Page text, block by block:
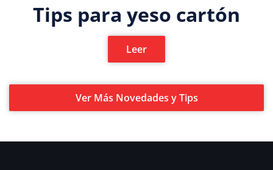
Tips para yeso cartón
Leer
Ver Más Novedades y Tips